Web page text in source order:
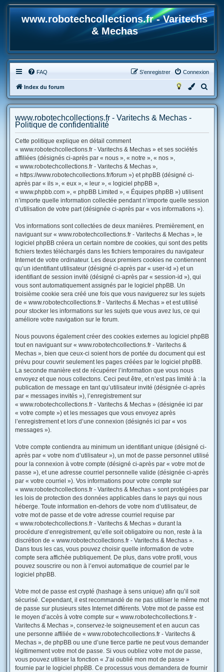
www.robotechcollections.fr - Varitechs
& Mechas
FAQ Connexion
S’enregistrer
Index du forum
e
e
www.robotechcollections.fr - Varitechs & Mechas -
Politique de confidentialité
Cette politique explique en détail comment
« www.robotechcollections.fr - Varitechs & Mechas » et ses sociétés
affiliées (désignés ci-après par « nous », « notre », « nos »,
« www.robotechcollections.fr - Varitechs & Mechas »,
« https://www.robotechcollections.fr/forum ») et phpBB (désigné ci-
après par « ils », « eux », « leur », « logiciel phpBB »,
« www.phpbb.com », « phpBB Limited », « Équipes phpBB ») utilisent
n’importe quelle information collectée pendant n’importe quelle session
d’utilisation de votre part (désignée ci-après par « vos informations »).
Vos informations sont collectées de deux manières. Premièrement, en
naviguant sur « www.robotechcollections.fr - Varitechs & Mechas », le
logiciel phpBB créera un certain nombre de cookies, qui sont des petits
fichiers textes téléchargés dans les fichiers temporaires du navigateur
Internet de votre ordinateur. Les deux premiers cookies ne contiennent
qu’un identifiant utilisateur (désigné ci-après par « user-id ») et un
identifiant de session invité (désigné ci-après par « session-id »), qui
vous sont automatiquement assignés par le logiciel phpBB. Un
troisième cookie sera créé une fois que vous naviguerez sur les sujets
de « www.robotechcollections.fr - Varitechs & Mechas » et est utilisé
pour stocker les informations sur les sujets que vous avez lus, ce qui
améliore votre navigation sur le forum.
Nous pouvons également créer des cookies externes au logiciel phpBB
tout en naviguant sur « www.robotechcollections.fr - Varitechs &
Mechas », bien que ceux-ci soient hors de portée du document qui est
prévu pour couvrir seulement les pages créées par le logiciel phpBB.
La seconde manière est de récupérer l’information que vous nous
envoyez et que nous collectons. Ceci peut être, et n’est pas limité à : la
publication de message en tant qu’utilisateur invité (désignée ci-après
par « messages invités »), l’enregistrement sur
« www.robotechcollections.fr - Varitechs & Mechas » (désignée ici par
« votre compte ») et les messages que vous envoyez après
l’enregistrement et lors d’une connexion (désignés ici par « vos
messages »).
Votre compte contiendra au minimum un identifiant unique (désigné ci-
après par « votre nom d’utilisateur »), un mot de passe personnel utilisé
pour la connexion à votre compte (désigné ci-après par « votre mot de
passe »), et une adresse courriel personnelle valide (désignée ci-après
par « votre courriel »). Vos informations pour votre compte sur
« www.robotechcollections.fr - Varitechs & Mechas » sont protégées par
les lois de protection des données applicables dans le pays qui nous
héberge. Toute information en-dehors de votre nom d’utilisateur, de
votre mot de passe et de votre adresse courriel requise par
« www.robotechcollections.fr - Varitechs & Mechas » durant la
procédure d’enregistrement, qu’elle soit obligatoire ou non, reste à la
discrétion de « www.robotechcollections.fr - Varitechs & Mechas ».
Dans tous les cas, vous pouvez choisir quelle information de votre
compte sera affichée publiquement. De plus, dans votre profil, vous
pouvez souscrire ou non à l’envoi automatique de courriel par le
logiciel phpBB.
Votre mot de passe est crypté (hashage à sens unique) afin qu’il soit
sécurisé. Cependant, il est recommandé de ne pas utiliser le même mot
de passe sur plusieurs sites Internet différents. Votre mot de passe est
le moyen d’accès à votre compte sur « www.robotechcollections.fr -
Varitechs & Mechas », conservez-le soigneusement et en aucun cas
une personne affiliée de « www.robotechcollections.fr - Varitechs &
Mechas », de phpBB ou une d’une tierce partie ne peut vous demander
légitimement votre mot de passe. Si vous oubliez votre mot de passe,
vous pouvez utiliser la fonction « J’ai oublié mon mot de passe »
fournie par le logiciel phpBB. Ce processus vous demandera de fournir